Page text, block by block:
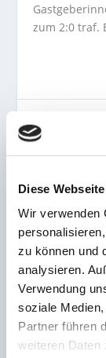
Diese
Wir verwenden
zu können und
analysieren.
Verwendung
soziale
Partner führen
weiteren Daten
zum 2:0 traf.
VORHERIGE
Weiter Sieglos!
unterliegt
deutlich